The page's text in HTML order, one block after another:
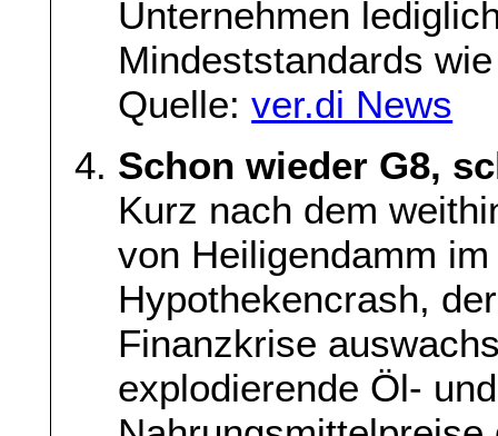
Unternehmen
Mindeststandards
Quelle:ver.di News
Schon wieder G8,
Kurz nach dem
von Heiligendamm
Hypothekencrash,
Finanzkrise
explodierende Öl-